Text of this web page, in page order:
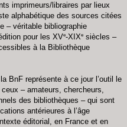
imprimeurs/libraires par lieux
alphabétique des sources citées
– véritable bibliographie
pour les XVe-XIXe siècles –
à la Bibliothèque
BnF représente à ce jour l’outil le
– amateurs, chercheurs,
des bibliothèques – qui sont
antérieures à l’âge
éditorial, en France et en